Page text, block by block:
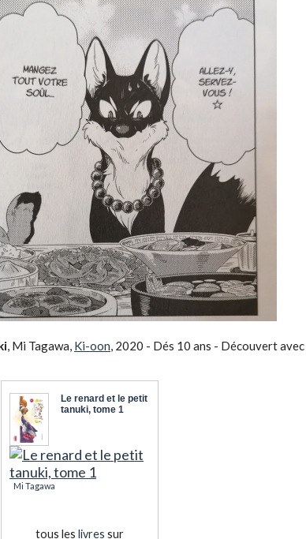
, Mi Tagawa, Ki-oon, 2020 - Dés 10 ans - Découvert avec
Le renard et le petit
tanuki, tome 1
Mi Tagawa
tous les livres sur